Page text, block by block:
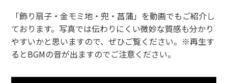
「飾り扇子・金モミ地・兜・菖蒲」を動画でもご紹介し
ております。写真では伝わりにくい微妙な質感も分かり
やすいかと思いますので、ぜひご覧ください。※再生す
るとBGMの音が出ますのでご注意ください。